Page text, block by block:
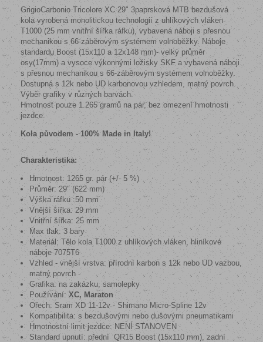
GrigioCarbonio Tricolore XC 29" 3paprsková MTB bezdušová
kola vyrobená monolitickou technologií z uhlíkových vláken
T1000 (25 mm vnitřní šířka ráfku), vybavená náboji s přesnou
mechanikou s 66-záběrovým systémem volnoběžky. Náboje
standardu Boost (15x110 a 12x148 mm)- velký průměr
osy(17mm) a vysoce výkonnými ložisky SKF a vybavená náboji
s přesnou mechanikou s 66-záběrovým systémem volnoběžky.
Dostupná s 12k nebo UD karbonovou vzhledem, matný povrch.
Výběr grafiky v různých barvách.
Hmotnost pouze 1.265 gramů na pár, bez omezení hmotnosti
jezdce.
Kola původem - 100% Made in Italy!
Charakteristika:
Hmotnost: 1265 gr. pár (+/- 5 %)
Průměr: 29" (622 mm)
Výška ráfku :50 mm
Vnější šířka: 29 mm
Vnitřní šířka: 25 mm
Max tlak: 3 bary
Materiál: Tělo kola T1000 z uhlíkových vláken, hliníkové
náboje 7075T6
Vzhled - vnější vrstva: přírodní karbon s 12k nebo UD vazbou,
matný povrch
Grafika: na zakázku, samolepky
Používání:XC, Maraton
Ořech: Sram XD 11-12v - Shimano Micro-Spline 12v
Kompatibilita: s bezdušovými nebo dušovými pneumatikami
Hmotnostní limit jezdce: NENÍ STANOVEN
Standard upnutí: přední QR15 Boost (15x110 mm), zadní